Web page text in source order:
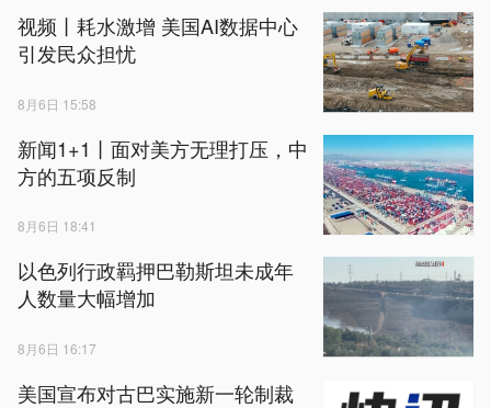
视频丨耗水激增 美国AI数据中心
引发民众担忧
8月6日 15:58
新闻1+1丨面对美方无理打压，中
方的五项反制
8月6日 18:41
以色列行政羁押巴勒斯坦未成年
人数量大幅增加
8月6日 16:17
美国宣布对古巴实施新一轮制裁